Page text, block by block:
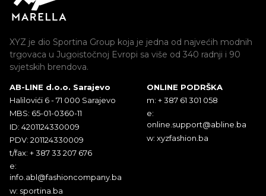
XYZ je dio Sportina Group koja je jedna od najvećih modnih
trgovaca u Jugoistočnoj Evropi sa više od 340 radnji i 90
svjetskih brendova.
AB-LINE d.o.o. Sarajevo
Halilovići 6 - 71 000 Sarajevo
MBS: 65-01-0360-11
ID: 4201124330009
PDV: 201124330009
t/fax: + 387 33 207 676
e:
info.abl@fashioncompany.ba
w: sportina.ba
ONLINE PODRŠKA
m: + 387 61 301 058
e:
online.support@abline.ba
w: xyzfashion.ba